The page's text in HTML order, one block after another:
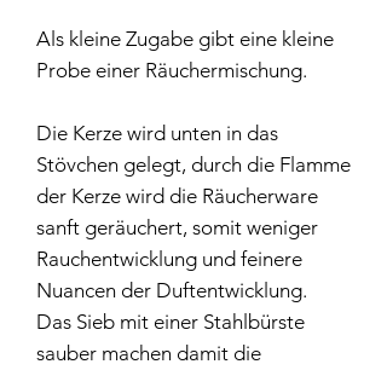
Als kleine Zugabe gibt eine kleine
Probe einer Räuchermischung.
Die Kerze wird unten in das
Stövchen gelegt, durch die Flamme
der Kerze wird die Räucherware
sanft geräuchert, somit weniger
Rauchentwicklung und feinere
Nuancen der Duftentwicklung.
Das Sieb mit einer Stahlbürste
sauber machen damit die